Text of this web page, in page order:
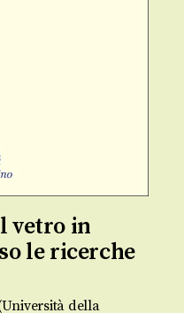
vetro in
le ricerche
della